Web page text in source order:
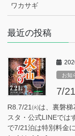
ワカサギ
最近の投稿
お知
7/
R8.7/21㈫は、裏磐
スタ・公式LINEでは
で7/21泊は特別料金